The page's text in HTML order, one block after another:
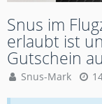
Snus im
erlaubt ist
Gutschein
Snus-Mark